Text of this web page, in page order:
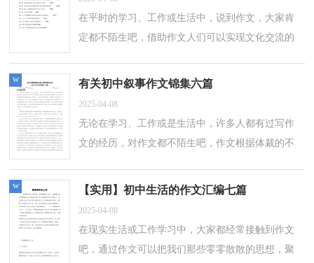
在平时的学习、工作或生活中，说到作文，大家肯
定都不陌生吧，借助作文人们可以实现文化交流的
整理的初中成长作文8篇，欢迎阅读，希望大...
有关初中叙事作文锦集六篇
2025-04-08
无论在学习、工作或是生活中，许多人都有过写作
文的经历，对作文都不陌生吧，作文根据体裁的不
信许多人会觉得作文很难写吧，下面是小...
w
【实用】初中生活的作文汇编七篇
2025-04-08
在现实生活或工作学习中，大家都经常接触到作文
吧，通过作文可以把我们那些零零散散的思想，聚
w